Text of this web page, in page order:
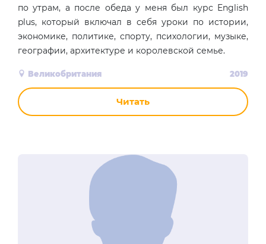
по утрам, а после обеда у меня был курс English
plus, который включал в себя уроки по истории,
экономике, политике, спорту, психологии, музыке,
географии, архитектуре и королевской семье.
Великобритания 2019
Читать